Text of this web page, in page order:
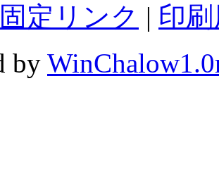
固定リンク | 印
by